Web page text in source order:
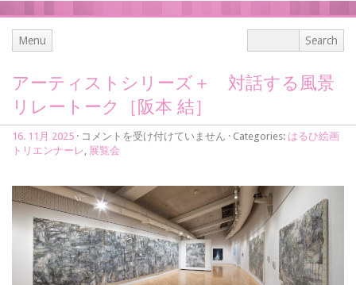
Menu
アーティストシリーズ＋ 対話する風景
リレートーク［阪本 結］
16. 11月 2025 · ア
ー
ス
ト
シ
リ
ー
ズ
＋
コメントを受け付けていません · Categories: はるひ絵画
トリエンナーレ
展覧会